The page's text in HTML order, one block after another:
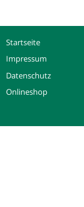
Startseite
Impressum
Datenschutz
Onlineshop